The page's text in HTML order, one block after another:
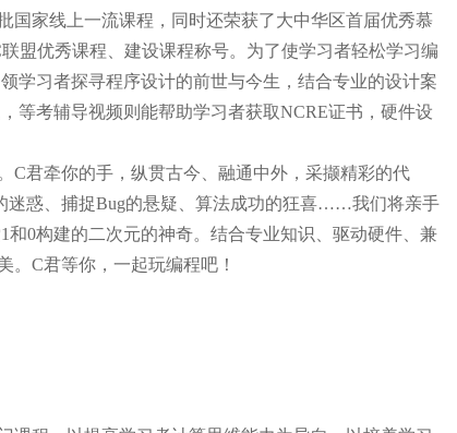
国家线上一流课程，同时还荣获了大中华区首届优秀慕
盟优秀课程、建设课程称号。为了使学习者轻松学习编
学习者探寻程序设计的前世与今生，结合专业的设计案
等考辅导视频则能帮助学习者获取NCRE证书，硬件设
C君牵你的手，纵贯古今、融通中外，采撷精彩的代
迷惑、捕捉Bug的悬疑、算法成功的狂喜……我们将亲手
0构建的二次元的神奇。结合专业知识、驱动硬件、兼
C君等你，一起玩编程吧！